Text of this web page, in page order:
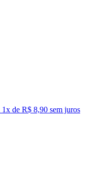
1x de R$ 8,90 sem juros